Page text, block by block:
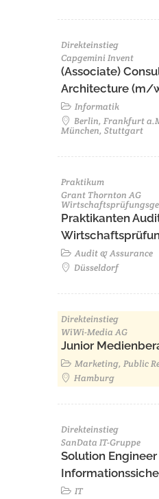
Direkteinstieg
Capgemini Invent
(Associate)
Architecture (m/
Informatik
Berlin, Frankfurt
München, Stuttgart
Praktikum
Grant Thornton AG
Praktikanten
Audit & Assurance
Düsseldorf
Direkteinstieg
WiWi-Media AG
Junior
Marketing, Public
Hamburg
Direkteinstieg
SanData IT-Gruppe
Solution
IT